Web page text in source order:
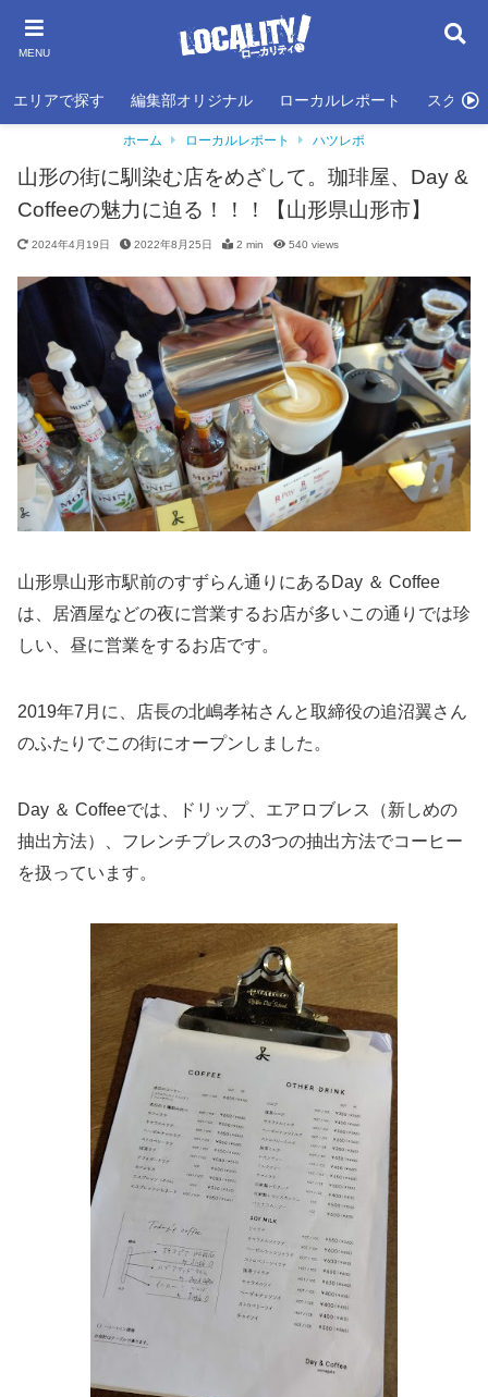
MENU
エリアで探す 編集部オリジナル ローカルレポート スクール
ホーム ローカルレポート ハツレポ
山形の街に馴染む店をめざして。珈琲屋、Day &
Coffeeの魅力に迫る！！！【山形県山形市】
2024年4月19日 2022年8月25日 2 min 540 views
山形県山形市駅前のすずらん通りにあるDay ＆ Coffee
は、居酒屋などの夜に営業するお店が多いこの通りでは珍
しい、昼に営業をするお店です。
2019年7月に、店長の北嶋孝祐さんと取締役の追沼翼さん
のふたりでこの街にオープンしました。
Day ＆ Coffeeでは、ドリップ、エアロブレス（新しめの
抽出方法）、フレンチプレスの3つの抽出方法でコーヒー
を扱っています。